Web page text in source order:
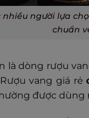
nhiều người lựa
chuẩn
là dòng rượu
vang giá rẻ
được